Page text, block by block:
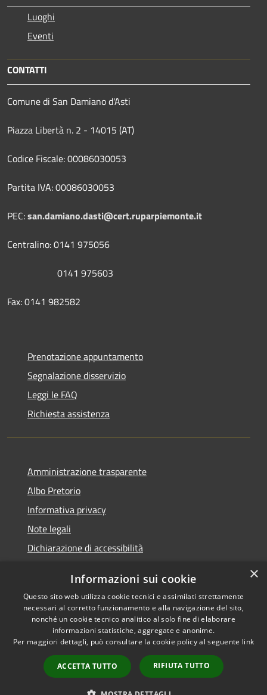
Luoghi
Eventi
CONTATTI
Comune di San Damiano d'Asti
Piazza Libertà n. 2 - 14015 (AT)
Codice Fiscale: 00086030053
Partita IVA: 00086030053
PEC:san.damiano.dasti@cert.ruparpiemonte.it
Centralino: 0141 975056
0141 975603
Fax: 0141 982582
Prenotazione appuntamento
Segnalazione disservizio
Leggi le FAQ
Richiesta assistenza
Amministrazione trasparente
Albo Pretorio
Informativa privacy
Note legali
Dichiarazione di accessibilità
RSS
Accessibilità
Privacy
Cookie
Mappa del sito
Comune convenzionato
Astigov
Progetto|Convenzione|
Adesioni
×
Informazioni sui cookie
Questo sito web utilizza cookie tecnici e assimilati strettamente
necessari al corretto funzionamento e alla navigazione del sito,
nonché un cookie tecnico analitico al solo fine di elaborare
informazioni statistiche, aggregate e anonime.
Per maggiori dettagli, può consultare la cookie policy al seguente link
ACCETTA TUTTO RIFIUTA TUTTO